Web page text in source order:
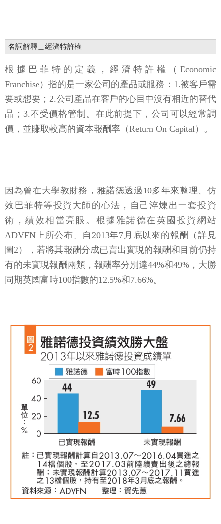
名詞解釋＿經濟特許權
根據巴菲特的定義，經濟特許權（Economic
Franchise）指的是一家公司的產品或服務：1.被客戶需
要或想要；2.公司產品在客戶的心目中沒有相近的替代
品；3.不受價格管制。在此前提下，公司可以經常調
價，並賺取較高的資本報酬率（Return On Capital）。
因為曾在大學教財務，雅諾德透過10多年來整理、仿
效巴菲特等投資大師的心法，自己淬煉出一套投資
術，績效相當亮眼。根據雅諾德在英國投資網站
ADVFN上所公布、自2013年7月底以來的報酬（詳見
圖2），若將其報酬分成已賣出實現的報酬和目前仍持
有的未實現報酬兩類，報酬率分別達44%和49%，大勝
同期英國富時100指數的12.5%和7.66%。